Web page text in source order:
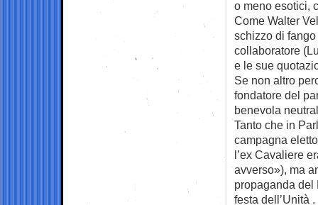
o meno esotici,
Come Walter
schizzo di
collaboratore
e le sue
Se non altro
fondatore del
benevola
Tanto che in
campagna
l’ex Cavaliere
avverso»), ma
propaganda del
festa dell’Unità .